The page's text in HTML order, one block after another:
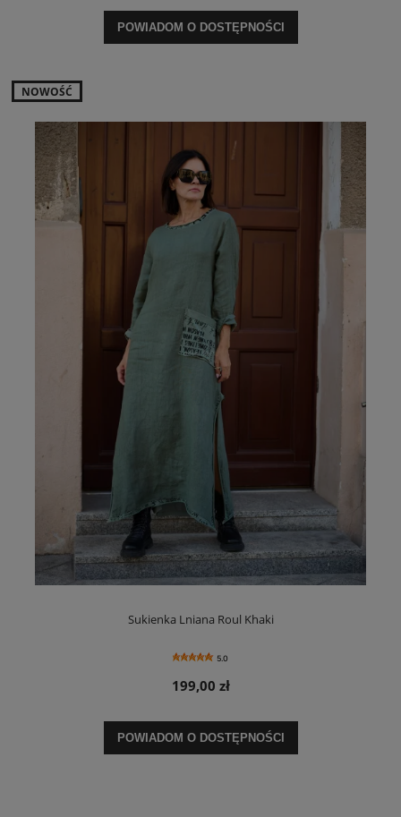
POWIADOM O DOSTĘPNOŚCI
Sukienka Lniana Roul Khaki
5.0
199,00 zł
POWIADOM O DOSTĘPNOŚCI
NOWOŚĆ